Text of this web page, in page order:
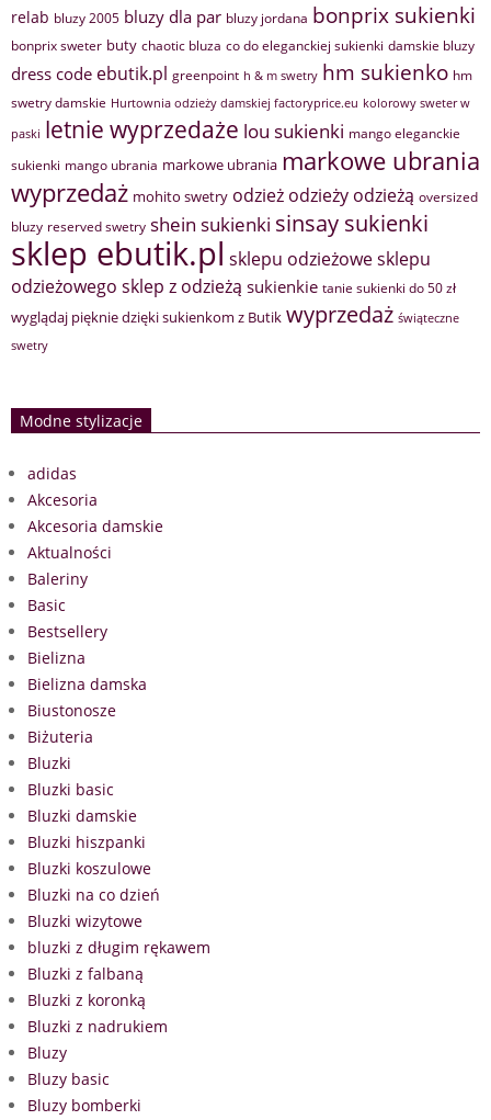
relab bluzy 2005 bluzy dla par bluzy jordana bonprix sukienki
bonprix sweter buty chaotic bluza co do eleganckiej sukienki damskie bluzy
dress code ebutik.pl greenpoint h & m swetry hm sukienko hm
swetry damskie Hurtownia odzieży damskiej factoryprice.eu kolorowy sweter w
paski letnie wyprzedaże lou sukienki mango eleganckie
sukienki mango ubrania markowe ubrania markowe ubrania
wyprzedaż mohito swetry odzież odzieży odzieżą oversized
bluzy reserved swetry shein sukienki sinsay sukienki
sklep ebutik.pl sklepu odzieżowesklepu
odzieżowego sklep z odzieżą sukienkie tanie sukienki do 50 zł
wyglądaj pięknie dzięki sukienkom z Butik wyprzedaż świąteczne
swetry
Modne stylizacje
adidas
Akcesoria
Akcesoria damskie
Aktualności
Baleriny
Basic
Bestsellery
Bielizna
Bielizna damska
Biustonosze
Biżuteria
Bluzki
Bluzki basic
Bluzki damskie
Bluzki hiszpanki
Bluzki koszulowe
Bluzki na co dzień
Bluzki wizytowe
bluzki z długim rękawem
Bluzki z falbaną
Bluzki z koronką
Bluzki z nadrukiem
Bluzy
Bluzy basic
Bluzy bomberki